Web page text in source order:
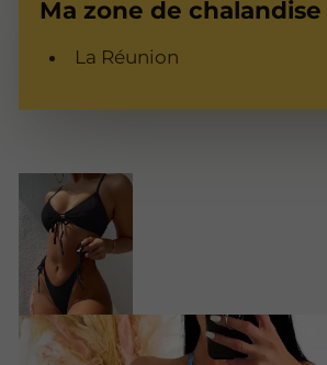
Ma zone de chalandise
La Réunion